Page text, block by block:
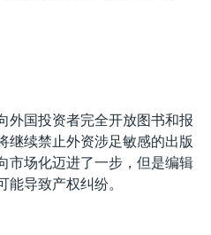
外国投资者完全开放图书和报
继续禁止外资涉足敏感的出版
市场化迈进了一步，但是编辑
能导致产权纠纷。